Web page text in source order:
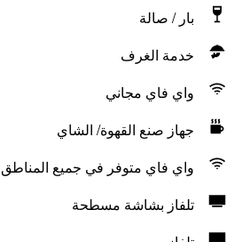
بار / صالة
خدمة الغرف
واي فاي مجاني
جهاز صنع القهوة/ الشاي
واي فاي متوفر في جميع المناطق
تلفاز بشاشة مسطحة